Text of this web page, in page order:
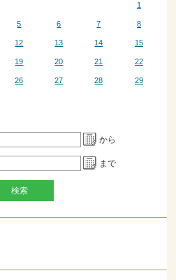
1
5 6 7 8
12 13 14 15
19 20 21 22
26 27 28 29
から
まで